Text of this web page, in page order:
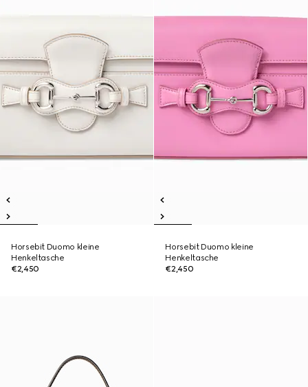
Horsebit Duomo kleine
Henkeltasche
€2,450
Horsebit Duomo kleine
Henkeltasche
€2,450